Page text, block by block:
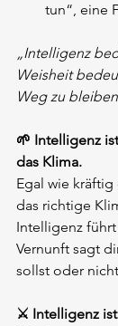
tun“, eine
„Intelligenz
Weisheit
Weg zu
🌱 Intelligenz
das Klima.
Egal wie
das richtige
Intelligenz
Vernunft sagt
sollst oder
⚔️ Intelligenz